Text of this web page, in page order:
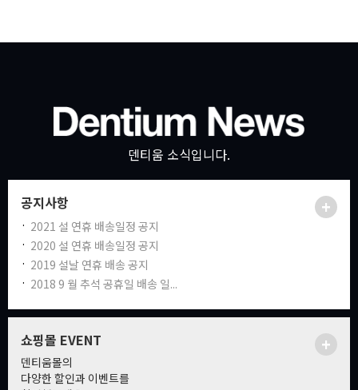
덴티움 소식입니다.
공지사항 +
2021 설 연휴 배송일정 공지
2020 설 연휴 배송일정 공지
2019 설날 연휴 배송 공지
2018 9 월 추석 공휴일 배송 일...
쇼핑몰 EVENT +
덴티움몰의
다양한 할인과 이벤트를